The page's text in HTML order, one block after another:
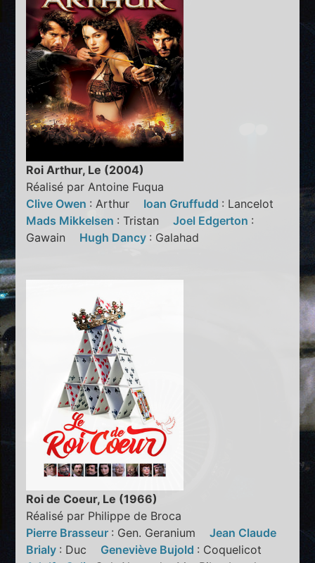
Roi Arthur, Le (2004)
Réalisé par Antoine Fuqua
Clive Owen : Arthur Ioan Gruffudd : Lancelot
Mads Mikkelsen : TristanJoel Edgerton :
Gawain Hugh Dancy : Galahad
Roi de Coeur, Le (1966)
Réalisé par Philippe de Broca
Pierre Brasseur : Gen. GeraniumJean Claude
Brialy : Duc Geneviève Bujold : Coquelicot